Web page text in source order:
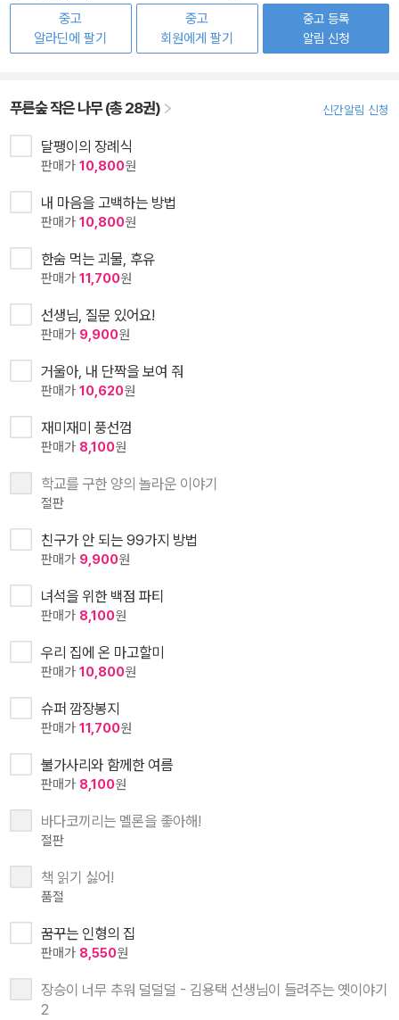
중고
알라딘에 팔기
중고
회원에게 팔기
중고 등록
알림 신청
푸른숲 작은 나무 (총 28권) 신간알림 신청
달팽이의 장례식
판매가 10,800원
내 마음을 고백하는 방법
판매가 10,800원
한숨 먹는 괴물, 후유
판매가 11,700원
선생님, 질문 있어요!
판매가 9,900원
거울아, 내 단짝을 보여 줘
판매가 10,620원
재미재미 풍선껌
판매가 8,100원
학교를 구한 양의 놀라운 이야기
절판
친구가 안 되는 99가지 방법
판매가 9,900원
녀석을 위한 백점 파티
판매가 8,100원
우리 집에 온 마고할미
판매가 10,800원
슈퍼 깜장봉지
판매가 11,700원
불가사리와 함께한 여름
판매가 8,100원
바다코끼리는 멜론을 좋아해!
절판
책 읽기 싫어!
품절
꿈꾸는 인형의 집
판매가 8,550원
장승이 너무 추워 덜덜덜 - 김용택 선생님이 들려주는 옛이야기
2